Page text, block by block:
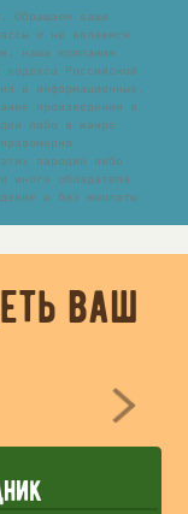
Обращаем ваше
и не являемся
наша компания
Российской
в информационных,
произведения в
либо в жанре
пародий либо
иного обладателя
и без выплаты
ваш